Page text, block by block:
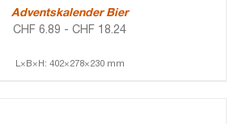
Adventskalender Bier
CHF 6.89 - CHF 18.24
L×B×H: 402×278×230 mm